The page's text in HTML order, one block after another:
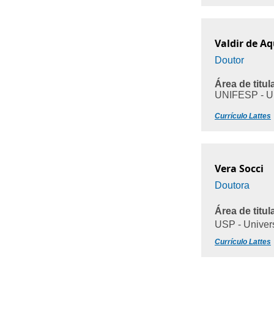
Valdir de
Doutor
Área de
UNIFESP -
Currículo Lattes
Vera Socci
Doutora
Área de
USP -
Currículo Lattes